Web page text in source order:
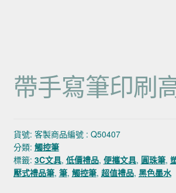
帶手寫筆印刷
貨號: 客製商品編號 : Q50407
分類: 觸控筆
標籤: 3C文具, 低價禮品, 便攜文具, 圓珠筆,
壓式禮品筆, 筆, 觸控筆, 超值禮品, 黑色墨水